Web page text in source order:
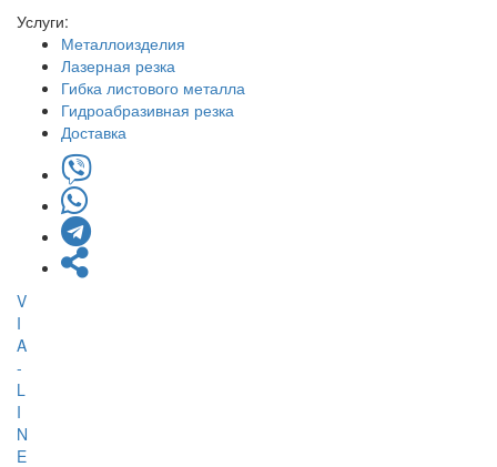
Услуги:
Металлоизделия
Лазерная резка
Гибка листового металла
Гидроабразивная резка
Доставка
V
I
A
-
L
I
N
E